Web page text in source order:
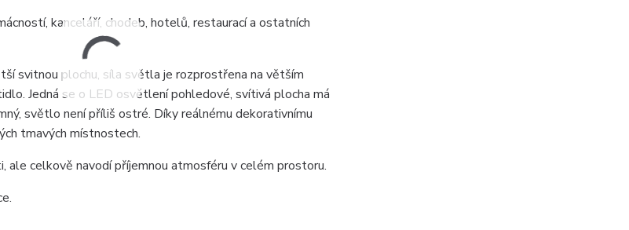
kanceláří, chodeb, hotelů, restaurací a ostatních
svitnou plochu, síla světla je rozprostřena na větším
Jedná se o LED osvětlení pohledové, svítivá plocha má
světlo není příliš ostré. Díky reálnému dekorativnímu
tmavých místnostech.
ale celkově navodí příjemnou atmosféru v celém prostoru.